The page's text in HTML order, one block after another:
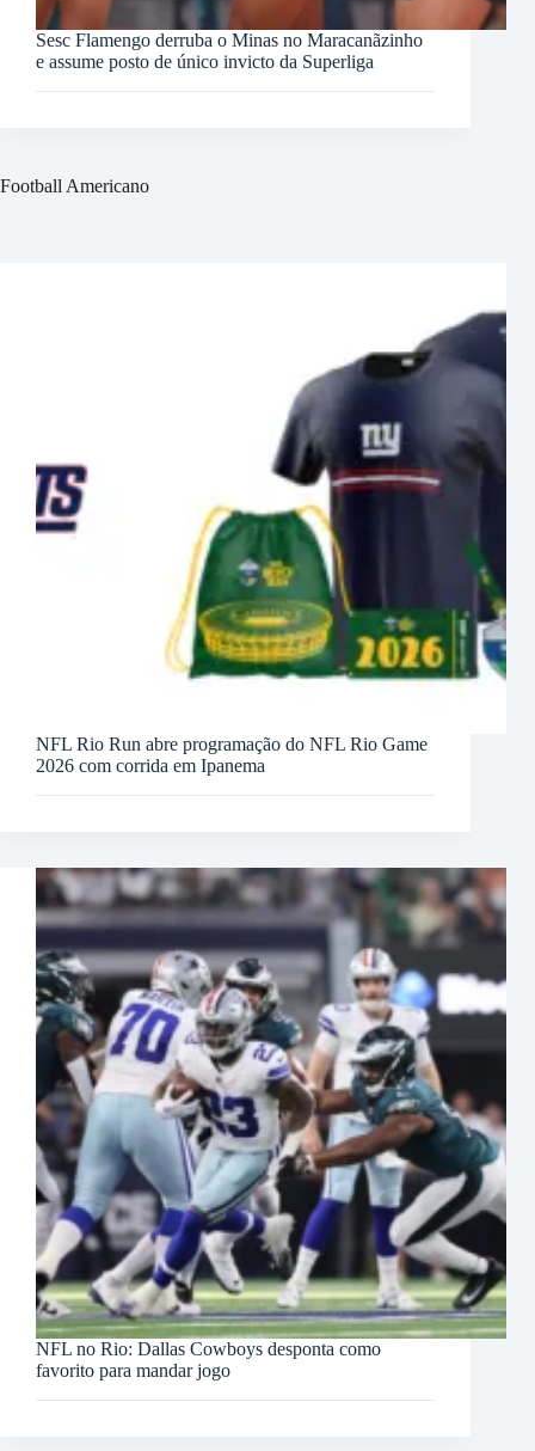
Sesc Flamengo derruba o Minas no Maracanãzinho
e assume posto de único invicto da Superliga
Football Americano
NFL Rio Run abre programação do NFL Rio Game
2026 com corrida em Ipanema
NFL no Rio: Dallas Cowboys desponta como
favorito para mandar jogo